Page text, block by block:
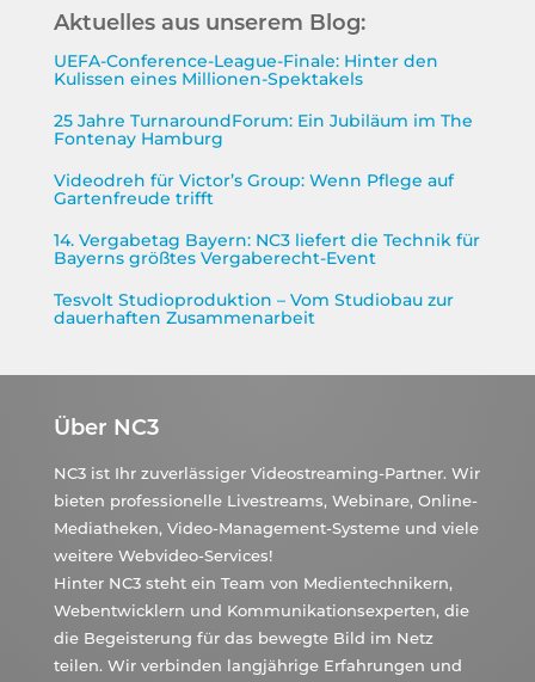
Aktuelles aus unserem Blog:
UEFA-Conference-League-Finale: Hinter den
Kulissen eines Millionen-Spektakels
25 Jahre TurnaroundForum: Ein Jubiläum im The
Fontenay Hamburg
Videodreh für Victor’s Group: Wenn Pflege auf
Gartenfreude trifft
14. Vergabetag Bayern: NC3 liefert die Technik für
Bayerns größtes Vergaberecht-Event
Tesvolt Studioproduktion – Vom Studiobau zur
dauerhaften Zusammenarbeit
Über NC3
NC3 ist Ihr zuverlässiger Videostreaming-Partner. Wir
bieten professionelle Livestreams, Webinare, Online-
Mediatheken, Video-Management-Systeme und viele
weitere Webvideo-Services!
Hinter NC3 steht ein Team von Medientechnikern,
Webentwicklern und Kommunikationsexperten, die
die Begeisterung für das bewegte Bild im Netz
teilen. Wir verbinden langjährige Erfahrungen und